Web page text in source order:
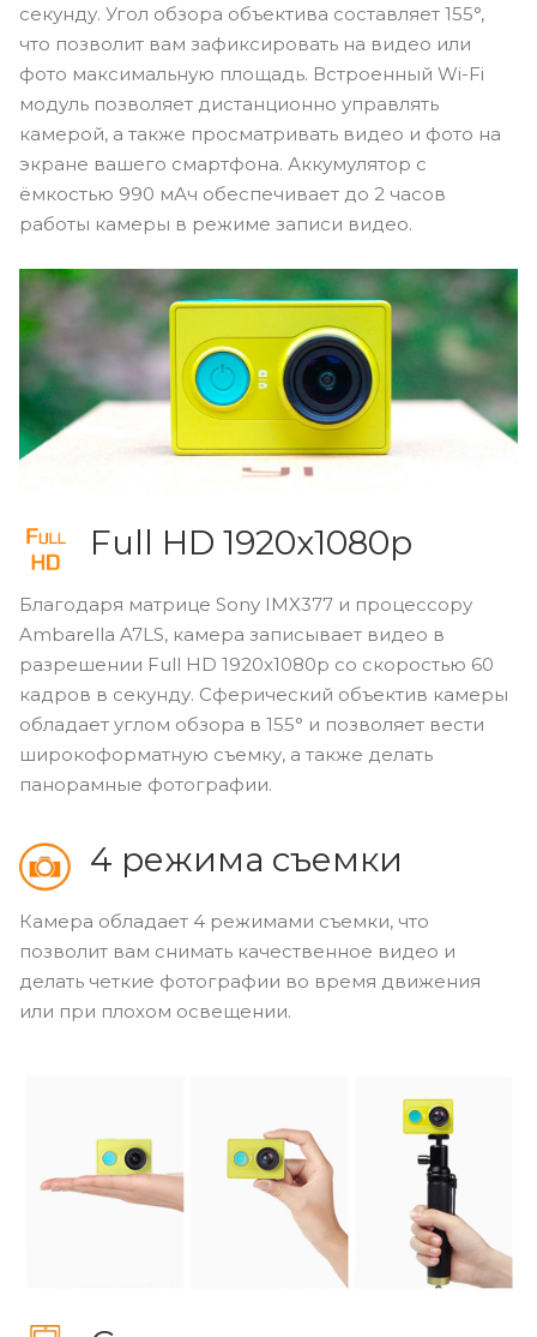
секунду. Угол обзора объектива составляет 155°,
что позволит вам зафиксировать на видео или
фото максимальную площадь. Встроенный Wi-Fi
модуль позволяет дистанционно управлять
камерой, а также просматривать видео и фото на
экране вашего смартфона. Аккумулятор с
ёмкостью 990 мАч обеспечивает до 2 часов
работы камеры в режиме записи видео.
Full HD 1920x1080p
Благодаря матрице Sony IMX377 и процессору
Ambarella A7LS, камера записывает видео в
разрешении Full HD 1920x1080p со скоростью 60
кадров в секунду. Сферический объектив камеры
обладает углом обзора в 155° и позволяет вести
широкоформатную съемку, а также делать
панорамные фотографии.
4 режима съемки
Камера обладает 4 режимами съемки, что
позволит вам снимать качественное видео и
делать четкие фотографии во время движения
или при плохом освещении.